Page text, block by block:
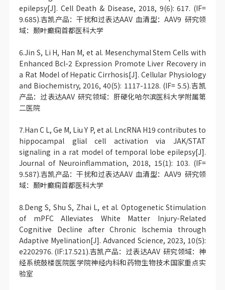
epilepsy[J]. Cell Death & Disease, 2018, 9(6): 617. (IF=
9.685).吉凯产品：干扰和过表达AAV 血清型：AAV9 研究领
域：颞叶癫痫首都医科大学
6.Jin S, Li H, Han M, et al. Mesenchymal Stem Cells with
Enhanced Bcl-2 Expression Promote Liver Recovery in
a Rat Model of Hepatic Cirrhosis[J]. Cellular Physiology
and Biochemistry, 2016, 40(5): 1117-1128. (IF= 5.5).吉凯
产品：过表达AAV 研究领域：肝硬化哈尔滨医科大学附属第
二医院
7.Han C L, Ge M, Liu Y P, et al. LncRNA H19 contributes to
hippocampal glial cell activation via JAK/STAT
signaling in a rat model of temporal lobe epilepsy[J].
Journal of Neuroinflammation, 2018, 15(1): 103. (IF=
9.587).吉凯产品：干扰和过表达AAV 血清型：AAV9 研究领
域：颞叶癫痫首都医科大学
8.Deng S, Shu S, Zhai L, et al. Optogenetic Stimulation
of mPFC Alleviates White Matter Injury-Related
Cognitive Decline after Chronic Ischemia through
Adaptive Myelination[J]. Advanced Science, 2023, 10(5):
e2202976. (IF:17.521).吉凯产品：过表达AAV 研究领域：神
经系统鼓楼医院医学院神经内科和药物生物技术国家重点实
验室